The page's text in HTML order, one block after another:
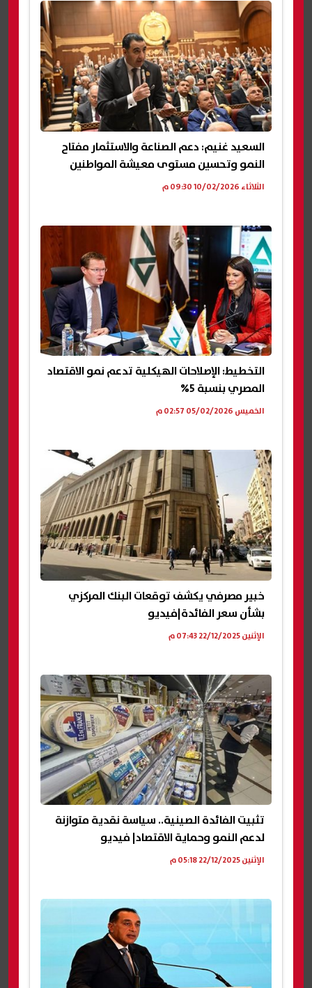
السعيد غنيم: دعم الصناعة والاستثمار مفتاح
النمو وتحسين مستوى معيشة المواطنين
الثلاثاء 10/02/2026 09:30 م
التخطيط: الإصلاحات الهيكلية تدعم نمو الاقتصاد
المصري بنسبة 5%
الخميس 05/02/2026 02:57 م
خبير مصرفي يكشف توقعات البنك المركزي
بشأن سعر الفائدة|فيديو
الإثنين 22/12/2025 07:43 م
تثبيت الفائدة الصينية.. سياسة نقدية متوازنة
لدعم النمو وحماية الاقتصاد| فيديو
الإثنين 22/12/2025 05:18 م